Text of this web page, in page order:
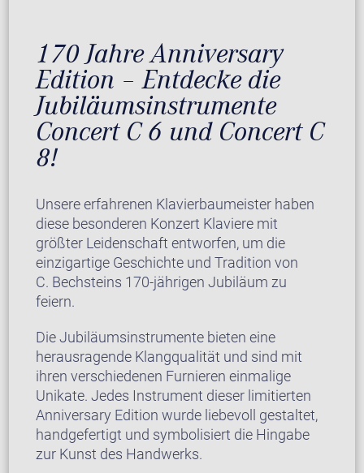
170 Jahre Anniversary
Edition – Entdecke die
Jubiläumsinstrumente
Concert C 6 und Concert C
8!
Unsere erfahrenen Klavierbaumeister haben
diese besonderen Konzert Klaviere mit
größter Leidenschaft entworfen, um die
einzigartige Geschichte und Tradition von
C. Bechsteins 170-jährigen Jubiläum zu
feiern.
Die Jubiläumsinstrumente bieten eine
herausragende Klangqualität und sind mit
ihren verschiedenen Furnieren einmalige
Unikate. Jedes Instrument dieser limitierten
Anniversary Edition wurde liebevoll gestaltet,
handgefertigt und symbolisiert die Hingabe
zur Kunst des Handwerks.